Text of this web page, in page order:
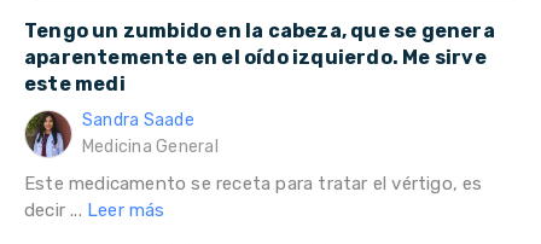
Tengo un zumbido en la cabeza, que se genera
aparentemente en el oído izquierdo. Me sirve
este medi
Sandra Saade
Medicina General
Este medicamento se receta para tratar el vértigo, es
decir ... Leer más